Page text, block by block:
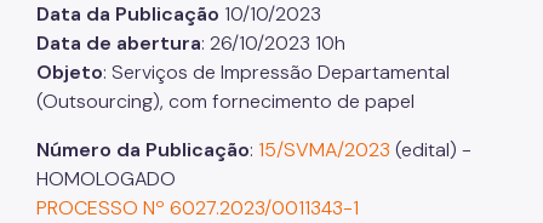
Data da Publicação 10/10/2023
Data de abertura: 26/10/2023 10h
Objeto: Serviços de Impressão Departamental
(Outsourcing), com fornecimento de papel
Número da Publicação: 15/SVMA/2023 (edital) -
HOMOLOGADO
PROCESSO Nº 6027.2023/0011343-1